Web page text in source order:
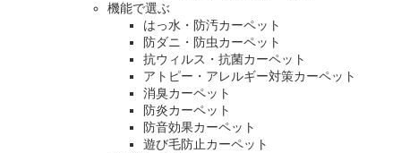
機能で選ぶ
はっ水・防汚カーペット
防ダニ・防虫カーペット
抗ウィルス・抗菌カーペット
アトピー・アレルギー対策カーペット
消臭カーペット
防炎カーペット
防音効果カーペット
遊び毛防止カーペット